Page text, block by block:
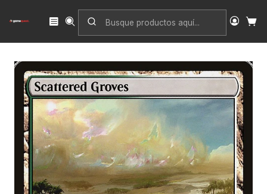
Singles Magic: The Gathering
Amonkhet
Scattered Groves | Inglés | NM | AKH